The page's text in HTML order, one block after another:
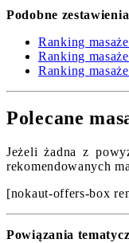
Podobne
Ranking
Ranking
Ranking
Polecane
Jeżeli żadna z
rekomendowanych
[nokaut-offers-box
Powiązania